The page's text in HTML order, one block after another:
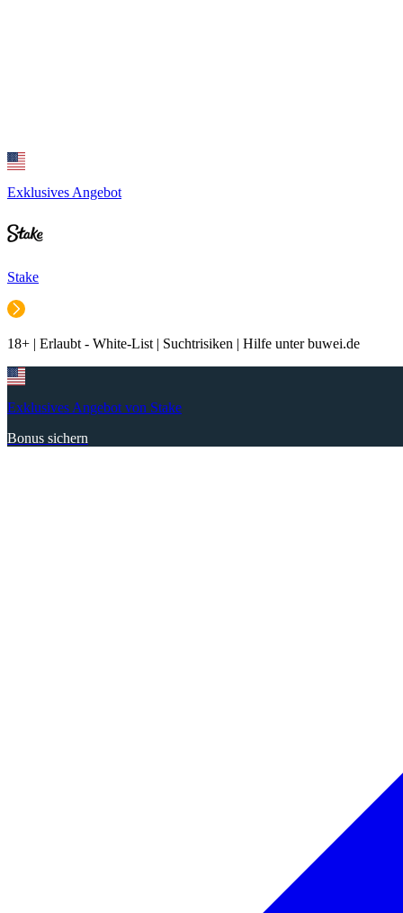
Exklusives Angebot
Stake
18+ | Erlaubt - White-List | Suchtrisiken | Hilfe unter buwei.de
Exklusives Angebot von Stake
Bonus sichern